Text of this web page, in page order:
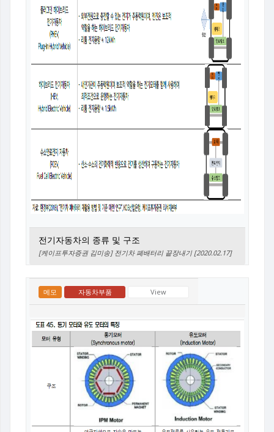
전기자동차의 종류 및 구조
[케이프투자증권 김미송] 전기차 폐배터리 끝장내기 [2020.02.17]
메모 자동차부품 View